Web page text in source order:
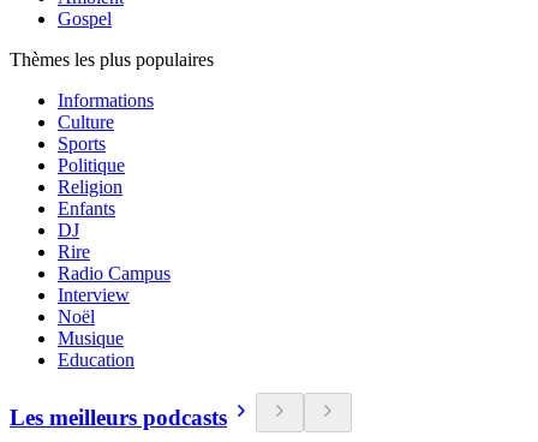
Gospel
Thèmes les plus populaires
Informations
Culture
Sports
Politique
Religion
Enfants
DJ
Rire
Radio Campus
Interview
Noël
Musique
Education
Les meilleurs podcasts